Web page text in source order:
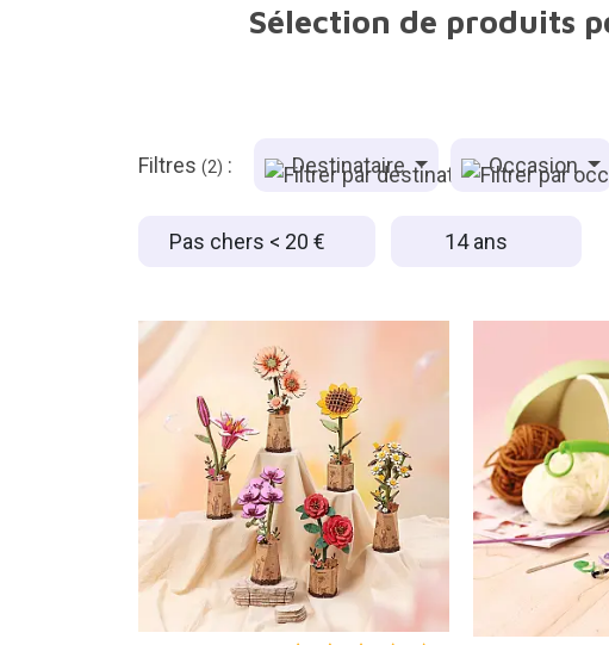
Sélection de produits
Filtres (2) : Destinataire Occasion
Pas chers < 20 € 14 ans